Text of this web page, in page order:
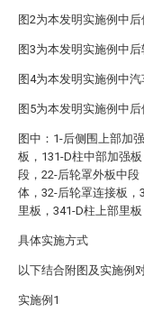
图2为本发明实施例中
图3为本发明实施例中
图4为本发明实施例中
图5为本发明实施例中
图中：1-后侧围上部加
板，131-D柱中部加强
段，22-后轮罩外板中
体，32-后轮罩连接板，
里板，341-D柱上部里板
具体实施方式
以下结合附图及实施例
实施例1